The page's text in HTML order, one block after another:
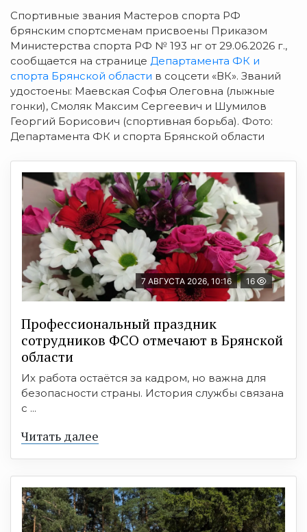
Спортивные звания Мастеров спорта РФ
брянским спортсменам присвоены Приказом
Министерства спорта РФ № 193 нг от 29.06.2026 г.,
сообщается на странице Департамента ФК и
спорта Брянской области в соцсети «ВК». Званий
удостоены: Маевская Софья Олеговна (лыжные
гонки), Смоляк Максим Сергеевич и Шумилов
Георгий Борисович (спортивная борьба). Фото:
Департамента ФК и спорта Брянской области
7 АВГУСТА 2026, 10:16 16
Профессиональный праздник
сотрудников ФСО отмечают в Брянской
области
Их работа остаётся за кадром, но важна для
безопасности страны. История службы связана
с ...
Читать далее